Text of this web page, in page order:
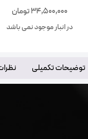
34,500,000تومان
در انبار موجود نمی باشد
توضیحات تکمیلی نظرات (0)